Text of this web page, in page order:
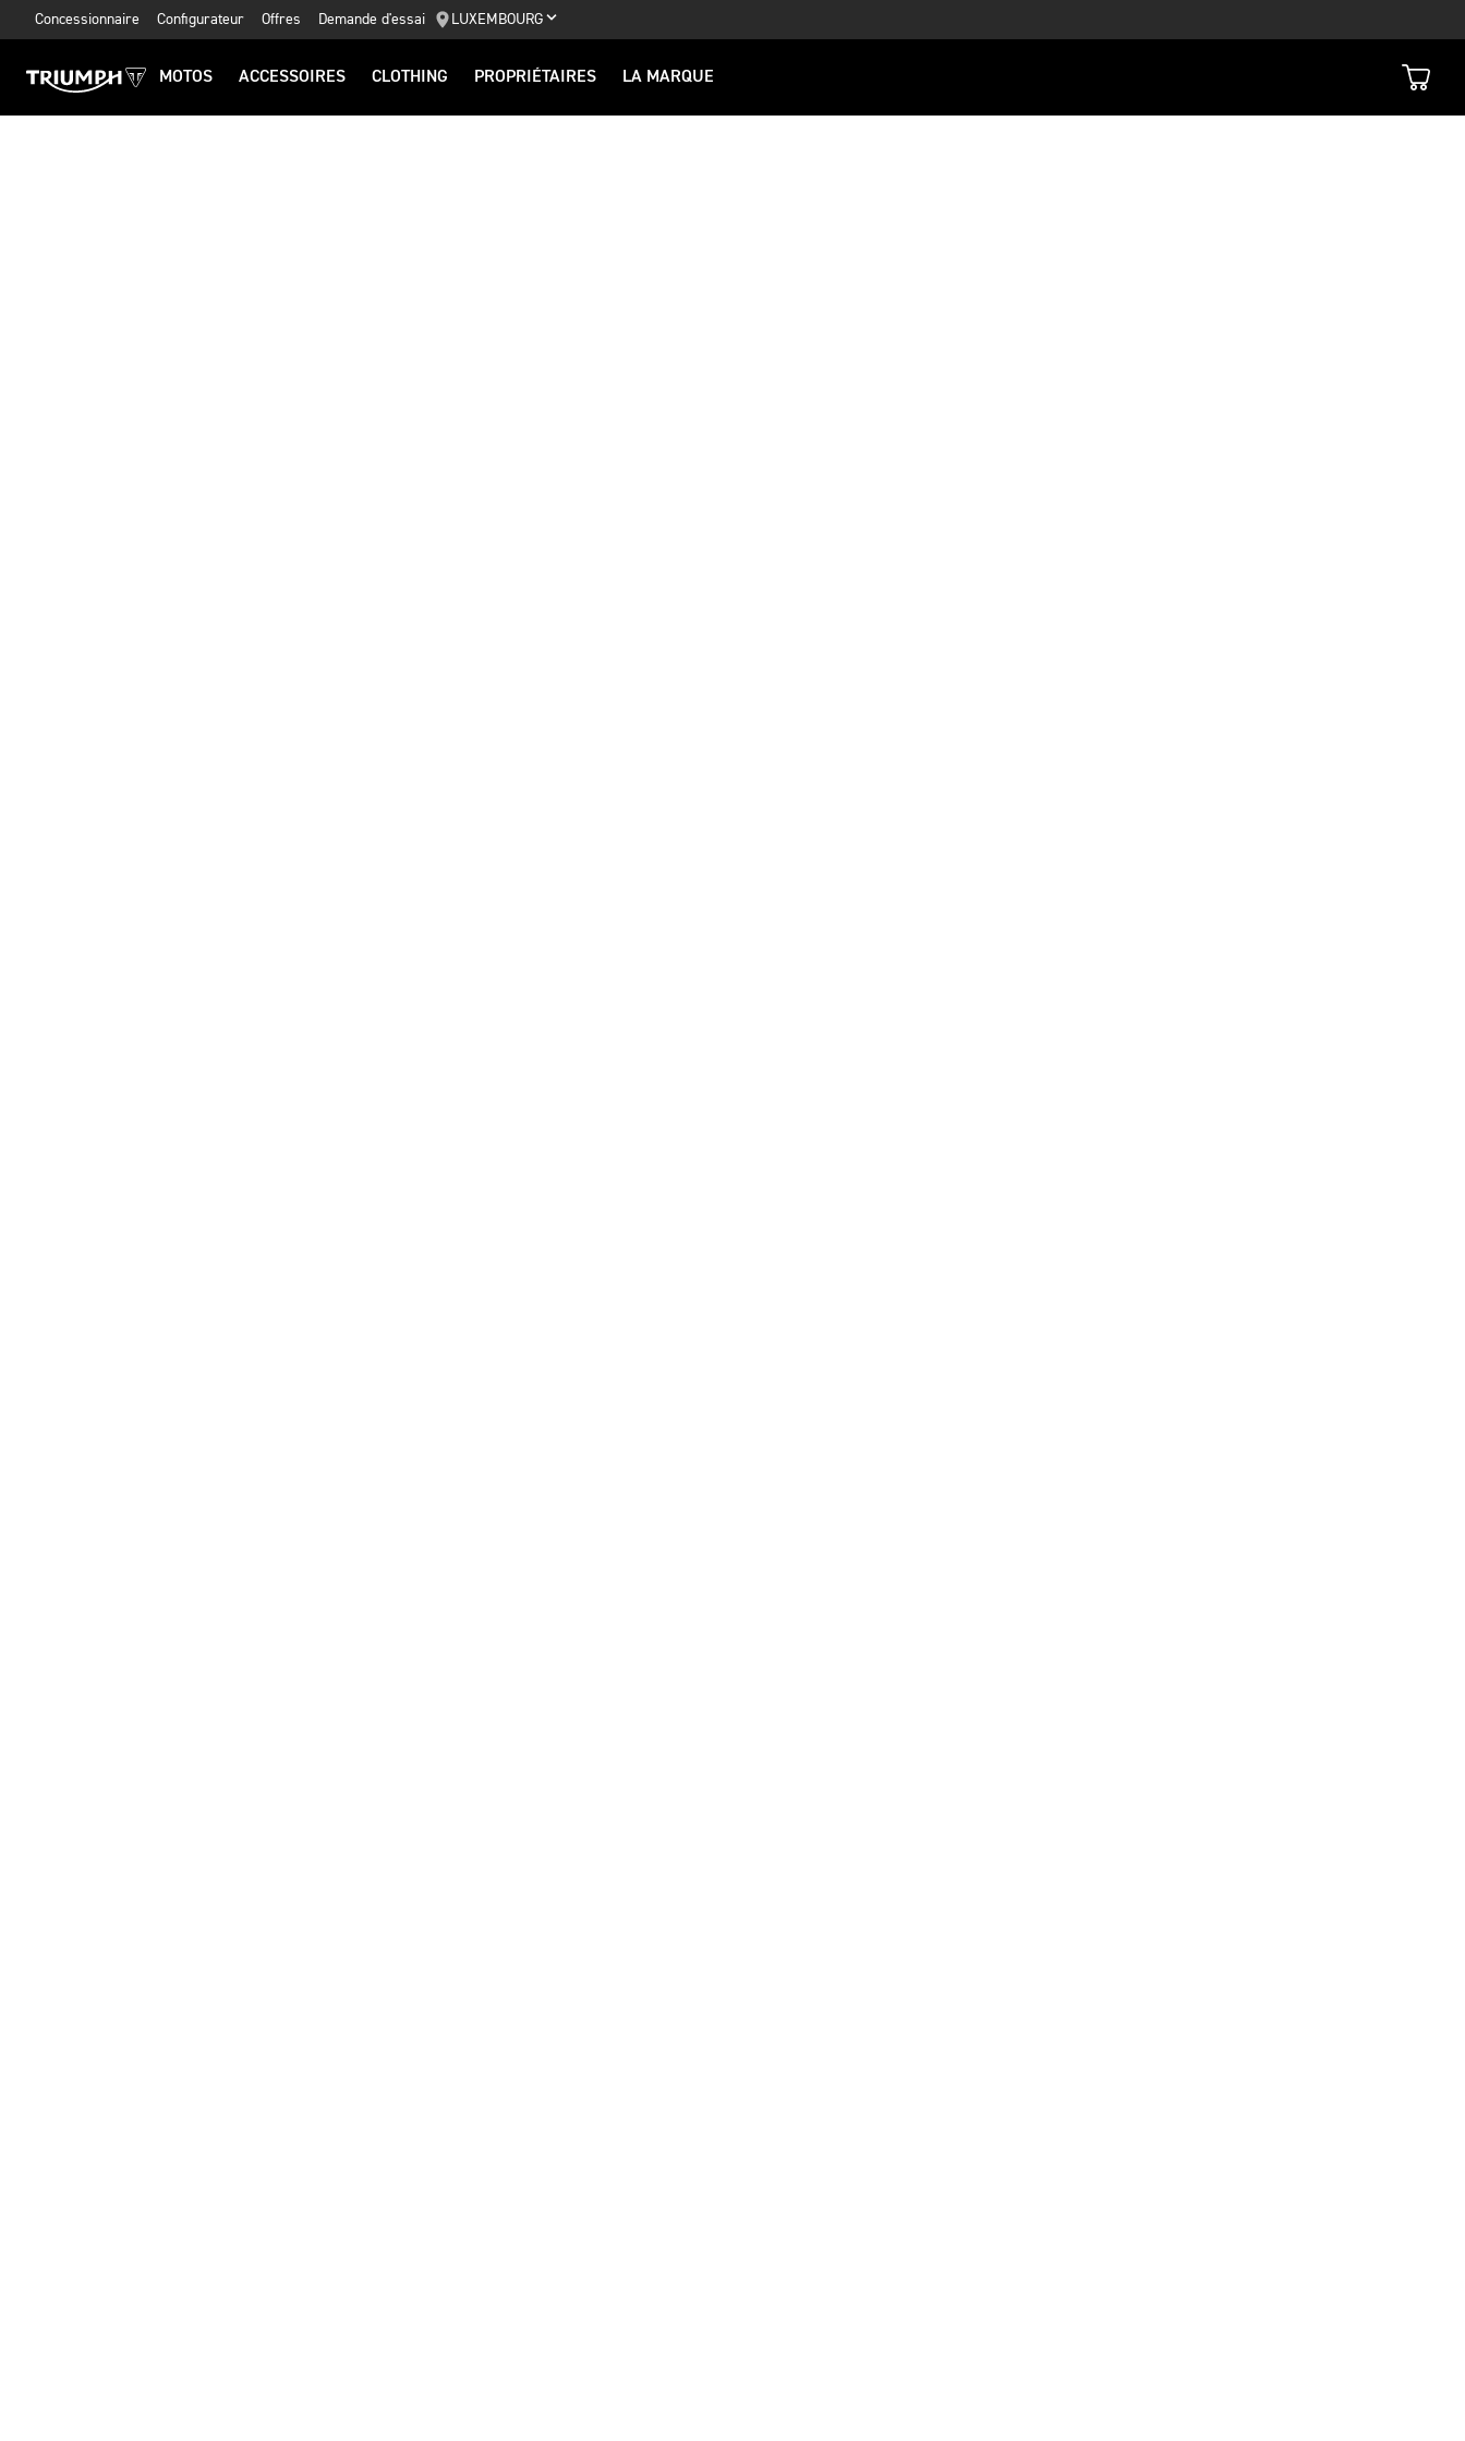
Concessionnaire Configurateur Offres Demande d'essai LUXEMBOURG
MOTOS ACCESSOIRES CLOTHING PROPRIÉTAIRES LA MARQUE